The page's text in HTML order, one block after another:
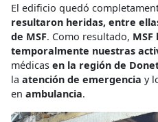
El edificio quedó
resultaron heridas, entre
de MSF. Como resultado,
temporalmente nuestras
médicas en la región de
la atención de emergencia y
en ambulancia.